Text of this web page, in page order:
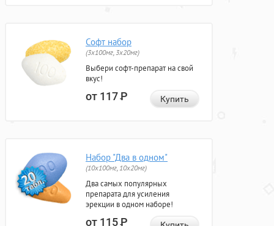
Софт набор
(3x100мг, 3x20мг)
Выбери софт-препарат на свой
вкус!
от 117Р Купить
Набор "Два в одном"
(10x100мг, 10x20мг)
Два самых популярных
препарата для усиления
эрекции в одном наборе!
от 115Р